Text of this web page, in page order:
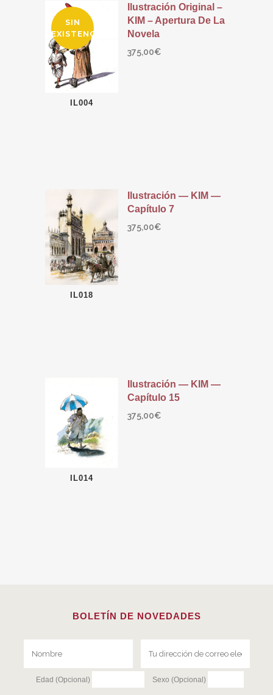
IL004
SIN
EXISTENCIAS
Ilustración Original –
KIM – Apertura De La
Novela
375,00€
IL018
Ilustración — KIM —
Capítulo 7
375,00€
IL014
Ilustración — KIM —
Capítulo 15
375,00€
BOLETÍN DE NOVEDADES
Edad (Opcional) Sexo (Opcional)